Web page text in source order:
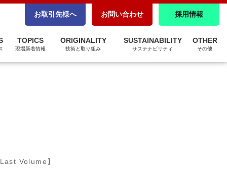
TOPICS
現場新着情報
ORIGINALITY
技術と取り組み
SUSTAINABILITY
サステナビリティ
OTHER
その他
パートナーシップ構築宣言
ZEBへの取り組み
お取引先様へ お問い合わせ 採用情報
Volume】